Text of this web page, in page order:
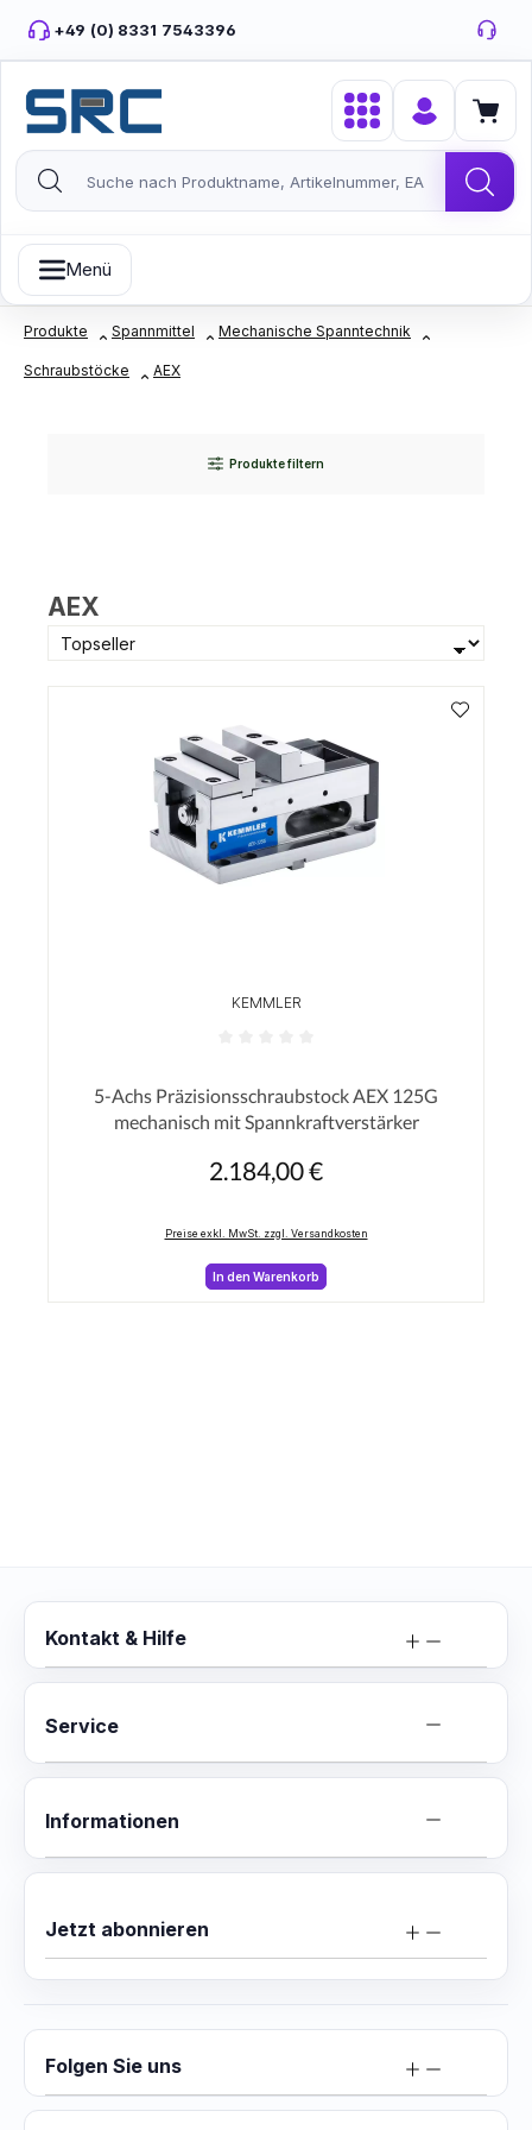
Zum Hauptinhalt springen
+49 (0) 8331 7543396
Menü
Produkte Spannmittel Mechanische Spanntechnik
Schraubstöcke AEX
Produkte filtern
AEX
KEMMLER
5-Achs Präzisionsschraubstock AEX 125G
mechanisch mit Spannkraftverstärker
Regulärer Preis:
2.184,00 €
Preise exkl. MwSt. zzgl. Versandkosten
In den Warenkorb
Kontakt & Hilfe
Service
Informationen
Jetzt abonnieren
Folgen Sie uns